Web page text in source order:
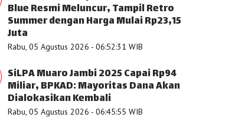
Blue Resmi Meluncur, Tampil Retro
Summer dengan Harga Mulai Rp23,15
Juta
Rabu, 05 Agustus 2026 - 06:52:31 WIB
SiLPA Muaro Jambi 2025 Capai Rp94
Miliar, BPKAD: Mayoritas Dana Akan
Dialokasikan Kembali
Rabu, 05 Agustus 2026 - 06:45:55 WIB